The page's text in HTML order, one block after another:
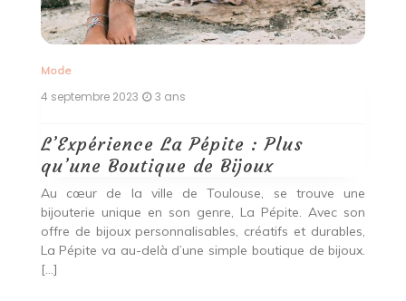
Mode
4 septembre 2023 3 ans
L’Expérience La Pépite : Plus
qu’une Boutique de Bijoux
Au cœur de la ville de Toulouse, se trouve une
bijouterie unique en son genre, La Pépite. Avec son
offre de bijoux personnalisables, créatifs et durables,
La Pépite va au-delà d’une simple boutique de bijoux.
[…]